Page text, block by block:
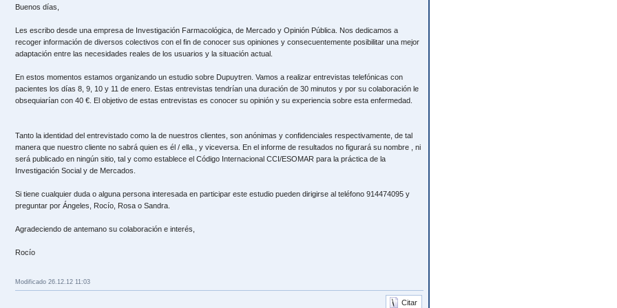
Buenos días,
Les escribo desde una empresa de Investigación Farmacológica, de Mercado y Opinión Pública. Nos dedicamos a
recoger información de diversos colectivos con el fin de conocer sus opiniones y consecuentemente posibilitar una mejor
adaptación entre las necesidades reales de los usuarios y la situación actual.
En estos momentos estamos organizando un estudio sobre Dupuytren. Vamos a realizar entrevistas telefónicas con
pacientes los días 8, 9, 10 y 11 de enero. Estas entrevistas tendrían una duración de 30 minutos y por su colaboración le
obsequiarían con 40 €. El objetivo de estas entrevistas es conocer su opinión y su experiencia sobre esta enfermedad.
Tanto la identidad del entrevistado como la de nuestros clientes, son anónimas y confidenciales respectivamente, de tal
manera que nuestro cliente no sabrá quien es él / ella., y viceversa. En el informe de resultados no figurará su nombre , ni
será publicado en ningún sitio, tal y como establece el Código Internacional CCI/ESOMAR para la práctica de la
Investigación Social y de Mercados.
Si tiene cualquier duda o alguna persona interesada en participar este estudio pueden dirigirse al teléfono 914474095 y
preguntar por Ángeles, Rocío, Rosa o Sandra.
Agradeciendo de antemano su colaboración e interés,
Rocío
Modificado 26.12.12 11:03
Citar